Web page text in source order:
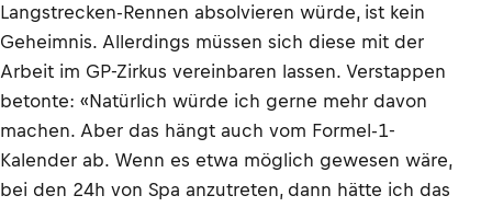
Langstrecken-Rennen absolvieren würde, ist kein
Geheimnis. Allerdings müssen sich diese mit der
Arbeit im GP-Zirkus vereinbaren lassen. Verstappen
betonte: «Natürlich würde ich gerne mehr davon
machen. Aber das hängt auch vom Formel-1-
Kalender ab. Wenn es etwa möglich gewesen wäre,
bei den 24h von Spa anzutreten, dann hätte ich das